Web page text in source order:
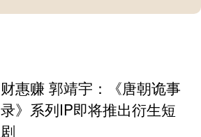
财惠赚 郭靖宇：《唐朝诡事
录》系列IP即将推出衍生短
剧